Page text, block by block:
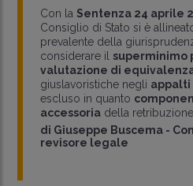
Con la Sentenza 24 aprile
Consiglio di Stato si è
prevalente della
considerare il superminimo
valutazione di
giuslavoristiche negli appalti
escluso in quanto
accessoriadella
di Giuseppe Buscema -
revisore legale